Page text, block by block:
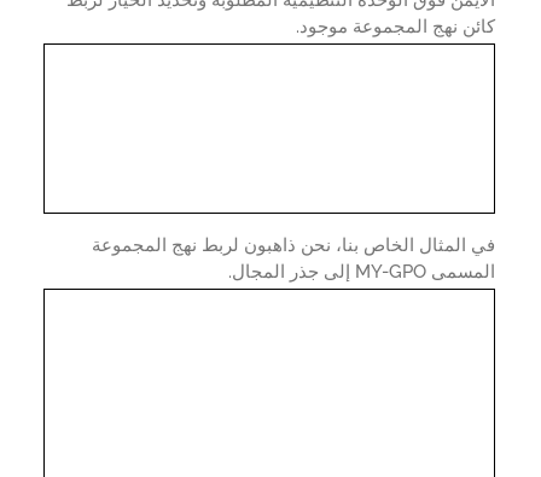
نهج المجموعة موجود.
المثال الخاص بنا، نحن ذاهبون لربط نهج المجموعة